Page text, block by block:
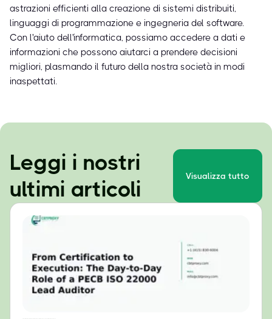
astrazioni efficienti alla creazione di sistemi distribuiti,
linguaggi di programmazione e ingegneria del software.
Con l'aiuto dell'informatica, possiamo accedere a dati e
informazioni che possono aiutarci a prendere decisioni
migliori, plasmando il futuro della nostra società in modi
inaspettati.
Leggi i nostri
ultimi articoli
Visualizza tutto